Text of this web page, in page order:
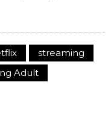
streaming
Adult